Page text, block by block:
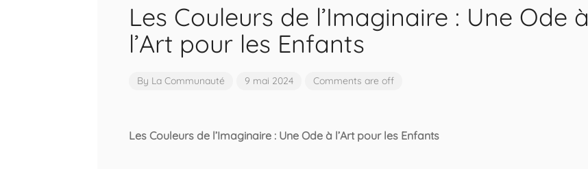
Les Couleurs de l’Imaginaire : Une Ode à
l’Art pour les Enfants
By La Communauté 9 mai 2024 Comments are off
Les Couleurs de l’Imaginaire : Une Ode à l’Art pour les Enfants